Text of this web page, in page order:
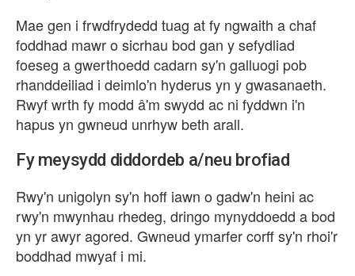
Mae gen i frwdfrydedd tuag at fy ngwaith a chaf
foddhad mawr o sicrhau bod gan y sefydliad
foeseg a gwerthoedd cadarn sy'n galluogi pob
rhanddeiliad i deimlo'n hyderus yn y gwasanaeth.
Rwyf wrth fy modd â'm swydd ac ni fyddwn i'n
hapus yn gwneud unrhyw beth arall.
Fy meysydd diddordeb a/neu brofiad
Rwy'n unigolyn sy'n hoff iawn o gadw'n heini ac
rwy'n mwynhau rhedeg, dringo mynyddoedd a bod
yn yr awyr agored. Gwneud ymarfer corff sy'n rhoi'r
boddhad mwyaf i mi.